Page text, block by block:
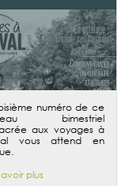
numéro de ce
bimestriel
aux voyages à
vous attend en
plus